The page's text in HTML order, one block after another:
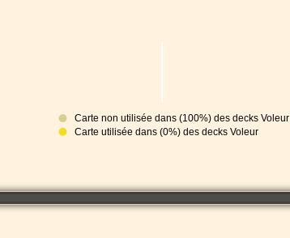
Carte non utilisée dans (100%) des decks Voleur
Carte utilisée dans (0%) des decks Voleur